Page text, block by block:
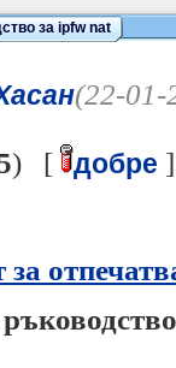
за ipfw nat
(22-01-
) [ добре